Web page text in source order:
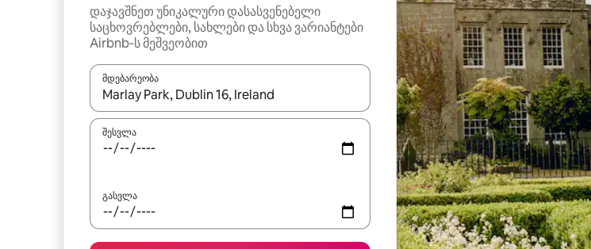
დაჯავშნეთ უნიკალური დასასვენებელი
საცხოვრებლები, სახლები და სხვა ვარიანტები
Airbnb‑ს მეშვეობით
მდებარეობა
როცა შედეგები ხელმისაწვდომი გახდება, ნავიგაციისთვის გამოიყენეთ კლავიშები ზემოთ/
შესვლა
გასვლა